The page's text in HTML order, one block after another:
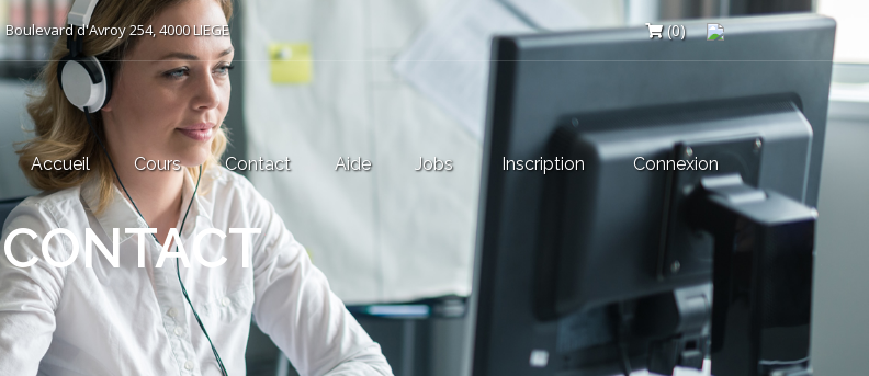
Boulevard d'Avroy 254, 4000 LIEGE (0)
Accueil Cours Contact Aide Jobs Inscription Connexion
CONTACT